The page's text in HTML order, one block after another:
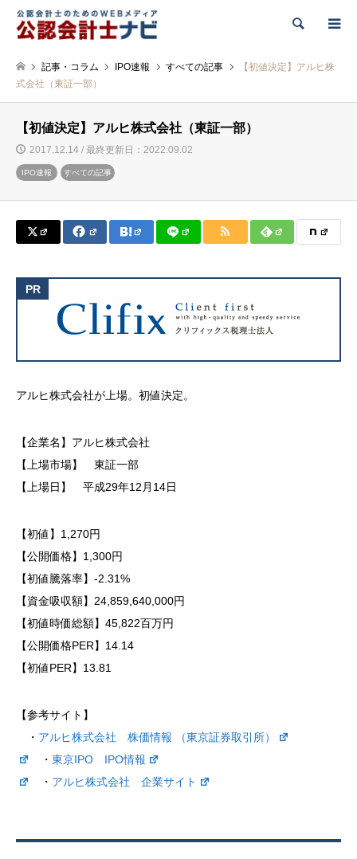
検索
記事・コラム IPO速報 すべての記事
【初値決定】アルヒ株
式会社（東証一部）
【初値決定】アルヒ株式会社（東証一部）
2017.12.14 / 最終更新日：2022.09.02
IPO速報 すべての記事
アルヒ株式会社が上場。初値決定。
【企業名】アルヒ株式会社
【上場市場】 東証一部
【上場日】 平成29年12月14日
【初値】1,270円
【公開価格】1,300円
【初値騰落率】-2.31%
【資金吸収額】24,859,640,000円
【初値時価総額】45,822百万円
【公開価格PER】14.14
【初値PER】13.81
【参考サイト】
・ アルヒ株式会社 株価情報 （東京証券取引所）
・ 東京IPO IPO情報
・ アルヒ株式会社 企業サイト